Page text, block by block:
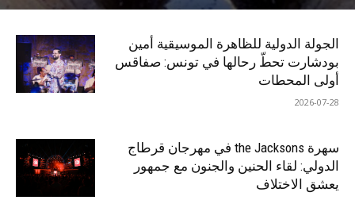
الجولة الدولية للظاهرة الموسيقية أمين
بودشارت تحطّ رحالها في تونس: صفاقس
أولى المحطات
2026-07-28
سهرة the Jacksons في مهرجان قرطاج
الدولي: لقاء الحنين والجنون مع جمهور
يعشق الاختلاف